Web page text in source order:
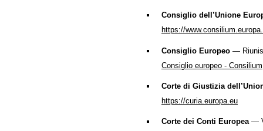
Consiglio dell’Unione
https://
Consiglio Europeo —
Consiglio europeo - Consilium
Corte di Giustizia
https://curia.europa.eu
Corte dei Conti Europea—